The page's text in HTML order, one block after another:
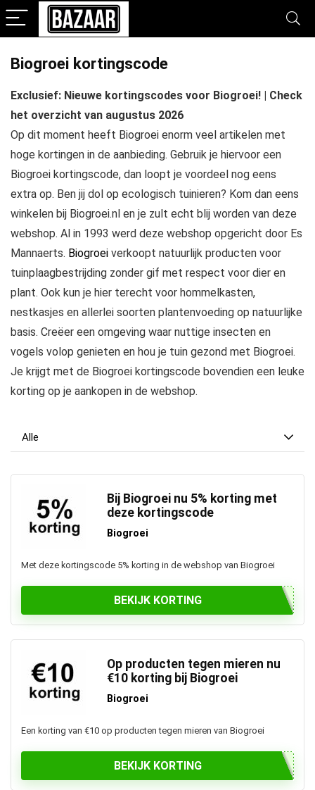
Biogroei kortingscode
Exclusief: Nieuwe kortingscodes voor Biogroei! | Check
het overzicht van augustus 2026
Op dit moment heeft Biogroei enorm veel artikelen met
hoge kortingen in de aanbieding. Gebruik je hiervoor een
Biogroei kortingscode, dan loopt je voordeel nog eens
extra op. Ben jij dol op ecologisch tuinieren? Kom dan eens
winkelen bij Biogroei.nl en je zult echt blij worden van deze
webshop. Al in 1993 werd deze webshop opgericht door Es
Mannaerts. Biogroei verkoopt natuurlijk producten voor
tuinplaagbestrijding zonder gif met respect voor dier en
plant. Ook kun je hier terecht voor hommelkasten,
nestkasjes en allerlei soorten plantenvoeding op natuurlijke
basis. Creëer een omgeving waar nuttige insecten en
vogels volop genieten en hou je tuin gezond met Biogroei.
Je krijgt met de Biogroei kortingscode bovendien een leuke
korting op je aankopen in de webshop.
Alle
Bij Biogroei nu 5% korting met
deze kortingscode
Biogroei
Met deze kortingscode 5% korting in de webshop van Biogroei
BEKIJK KORTING
Op producten tegen mieren nu
€10 korting bij Biogroei
Biogroei
Een korting van €10 op producten tegen mieren van Biogroei
BEKIJK KORTING